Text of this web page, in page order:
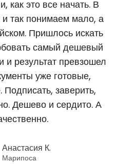
это все начать. В
так понимаем мало, а
Пришлось искать
самый дешевый
и результат превзошел
уже готовые,
Подписать, заверить,
Дешево и сердито. А
Анастасия К.
Марипоса